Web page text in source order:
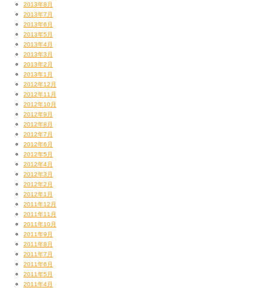
2013年8月
2013年7月
2013年6月
2013年5月
2013年4月
2013年3月
2013年2月
2013年1月
2012年12月
2012年11月
2012年10月
2012年9月
2012年8月
2012年7月
2012年6月
2012年5月
2012年4月
2012年3月
2012年2月
2012年1月
2011年12月
2011年11月
2011年10月
2011年9月
2011年8月
2011年7月
2011年6月
2011年5月
2011年4月